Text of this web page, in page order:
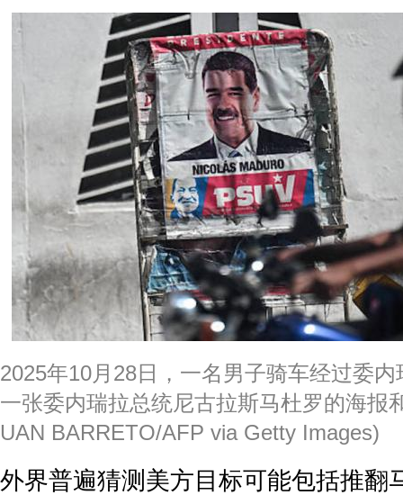
2025年10月28日，一名男子骑车经过委
一张委内瑞拉总统尼古拉斯马杜罗的海报
UAN BARRETO/AFP via Getty Images)
外界普遍猜测美方目标可能包括推翻